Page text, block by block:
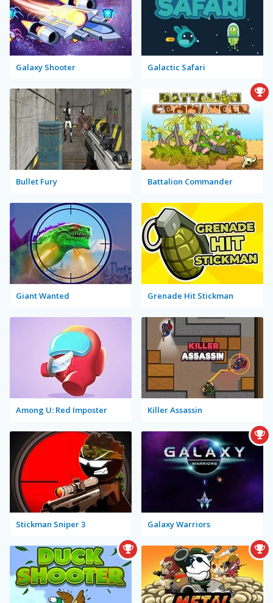
Galaxy Shooter Galactic Safari
Bullet Fury Battalion Commander
Giant Wanted Grenade Hit Stickman
Among U: Red Imposter Killer Assassin
Stickman Sniper 3 Galaxy Warriors